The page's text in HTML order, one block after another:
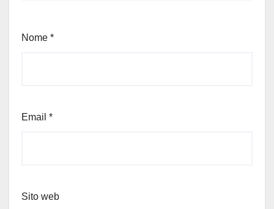
Nome *
Email *
Sito web